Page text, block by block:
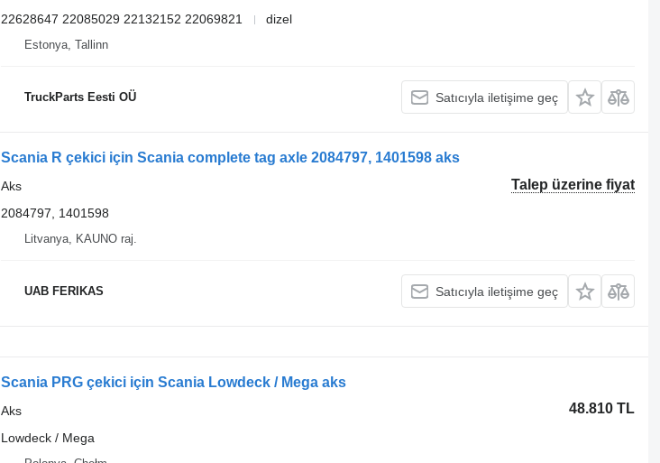
22628647 22085029 22132152 22069821
dizel
Estonya, Tallinn
TruckParts Eesti OÜ Satıcıyla iletişime geç
Scania R çekici için Scania complete tag axle 2084797, 1401598 aks
Talep üzerine fiyat
Aks
2084797, 1401598
Litvanya, KAUNO raj.
UAB FERIKAS Satıcıyla iletişime geç
Scania PRG çekici için Scania Lowdeck / Mega aks
48.810 TL
Aks
Lowdeck / Mega